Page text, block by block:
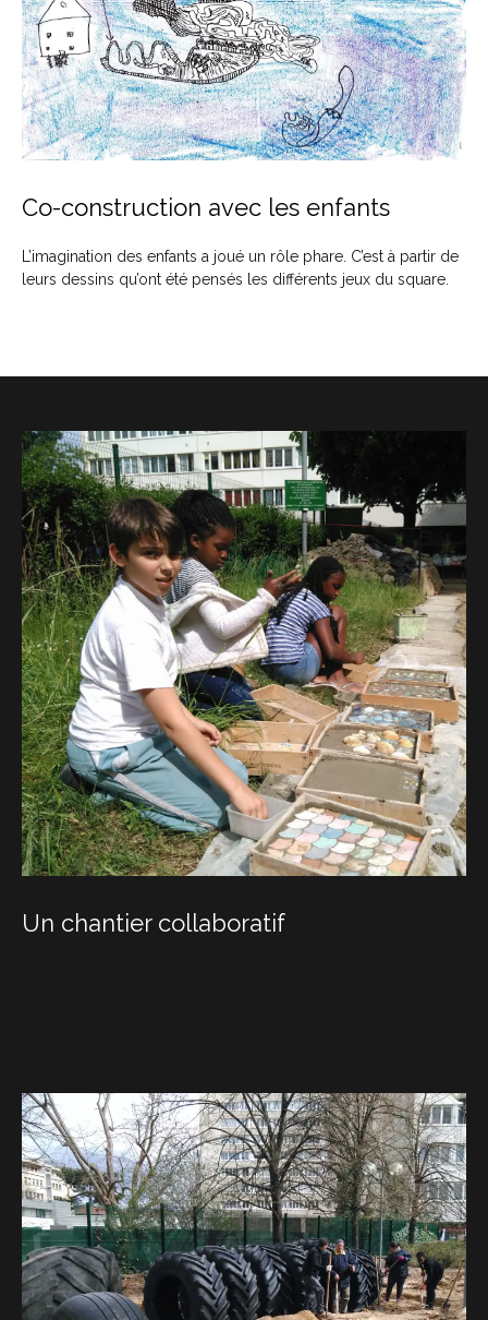
Co-construction avec les enfants
L’imagination des enfants a joué un rôle phare. C’est à partir de
leurs dessins qu’ont été pensés les différents jeux du square.
Un chantier collaboratif